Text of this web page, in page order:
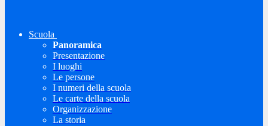
Scuola
Panoramica
Presentazione
I luoghi
Le persone
I numeri della scuola
Le carte della scuola
Organizzazione
La storia